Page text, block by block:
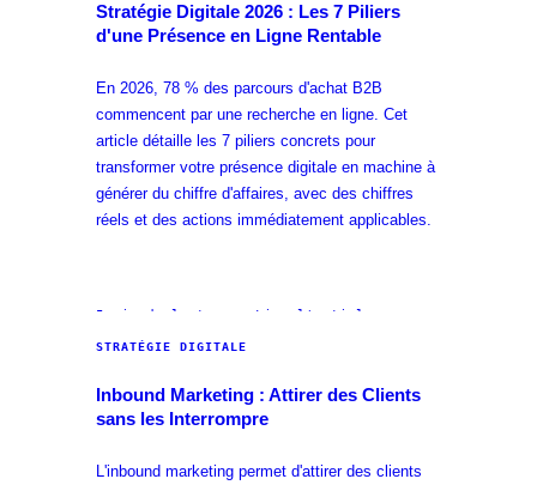
Stratégie Digitale 2026 : Les 7 Piliers
d'une Présence en Ligne Rentable
En 2026, 78 % des parcours d'achat B2B
commencent par une recherche en ligne. Cet
article détaille les 7 piliers concrets pour
transformer votre présence digitale en machine à
générer du chiffre d'affaires, avec des chiffres
réels et des actions immédiatement applicables.
5 min de lecture · Lire l'article →
STRATÉGIE DIGITALE
Inbound Marketing : Attirer des Clients
sans les Interrompre
L'inbound marketing permet d'attirer des clients